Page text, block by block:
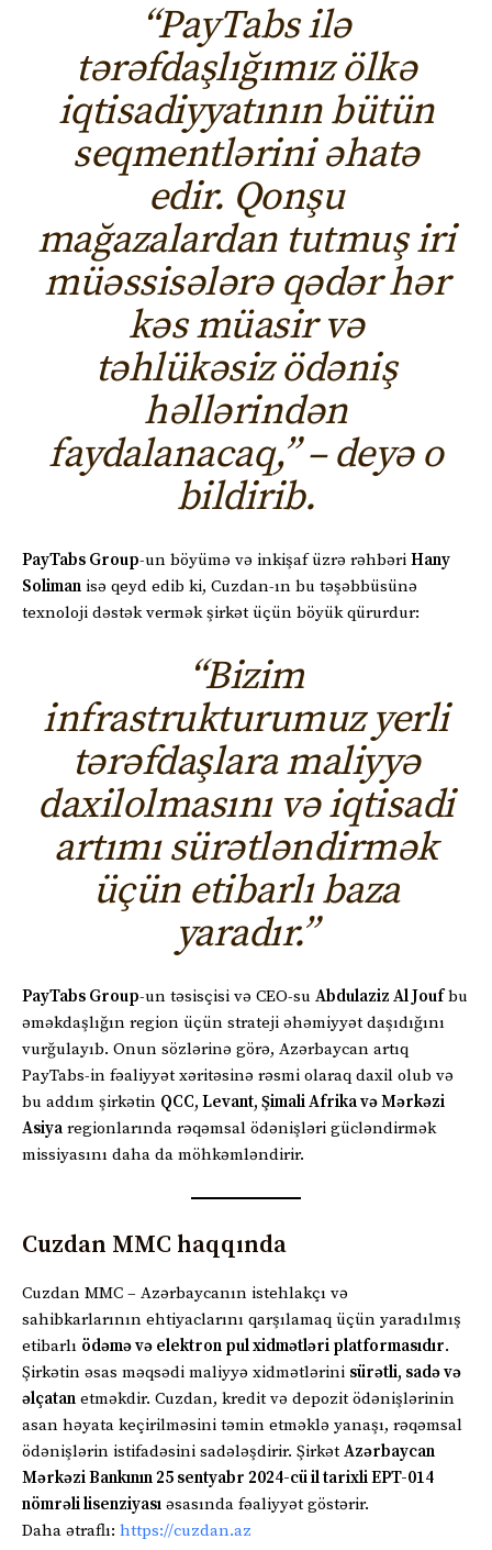
“PayTabs ilə
tərəfdaşlığımız ölkə
iqtisadiyyatının bütün
seqmentlərini əhatə
edir. Qonşu
mağazalardan tutmuş iri
müəssisələrə qədər hər
kəs müasir və
təhlükəsiz ödəniş
həllərindən
faydalanacaq,” – deyə o
bildirib.
PayTabs Group-un böyümə və inkişaf üzrə rəhbəri Hany
Soliman isə qeyd edib ki, Cuzdan-ın bu təşəbbüsünə
texnoloji dəstək vermək şirkət üçün böyük qürurdur:
“Bizim
infrastrukturumuz yerli
tərəfdaşlara maliyyə
daxilolmasını və iqtisadi
artımı sürətləndirmək
üçün etibarlı baza
yaradır.”
PayTabs Group-un təsisçisi və CEO-su Abdulaziz Al Joufbu
əməkdaşlığın region üçün strateji əhəmiyyət daşıdığını
vurğulayıb. Onun sözlərinə görə, Azərbaycan artıq
PayTabs-in fəaliyyət xəritəsinə rəsmi olaraq daxil olub və
bu addım şirkətin QCC, Levant, Şimali Afrika və Mərkəzi
Asiya regionlarında rəqəmsal ödənişləri gücləndirmək
missiyasını daha da möhkəmləndirir.
Cuzdan MMC haqqında
Cuzdan MMC – Azərbaycanın istehlakçı və
sahibkarlarının ehtiyaclarını qarşılamaq üçün yaradılmış
etibarlı ödəmə və elektron pul xidmətləri platformasıdır.
Şirkətin əsas məqsədi maliyyə xidmətlərini sürətli, sadə və
əlçatan etməkdir. Cuzdan, kredit və depozit ödənişlərinin
asan həyata keçirilməsini təmin etməklə yanaşı, rəqəmsal
ödənişlərin istifadəsini sadələşdirir. Şirkət Azərbaycan
Mərkəzi Bankının 25 sentyabr 2024-cü il tarixli EPT-014
nömrəli lisenziyası əsasında fəaliyyət göstərir.
Daha ətraflı: https://cuzdan.az